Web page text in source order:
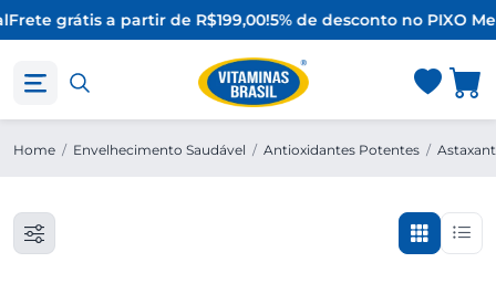
Frete grátis a partir de R$199,00!5% de desconto no PIXO
Home / Envelhecimento Saudável / Antioxidantes Potentes /